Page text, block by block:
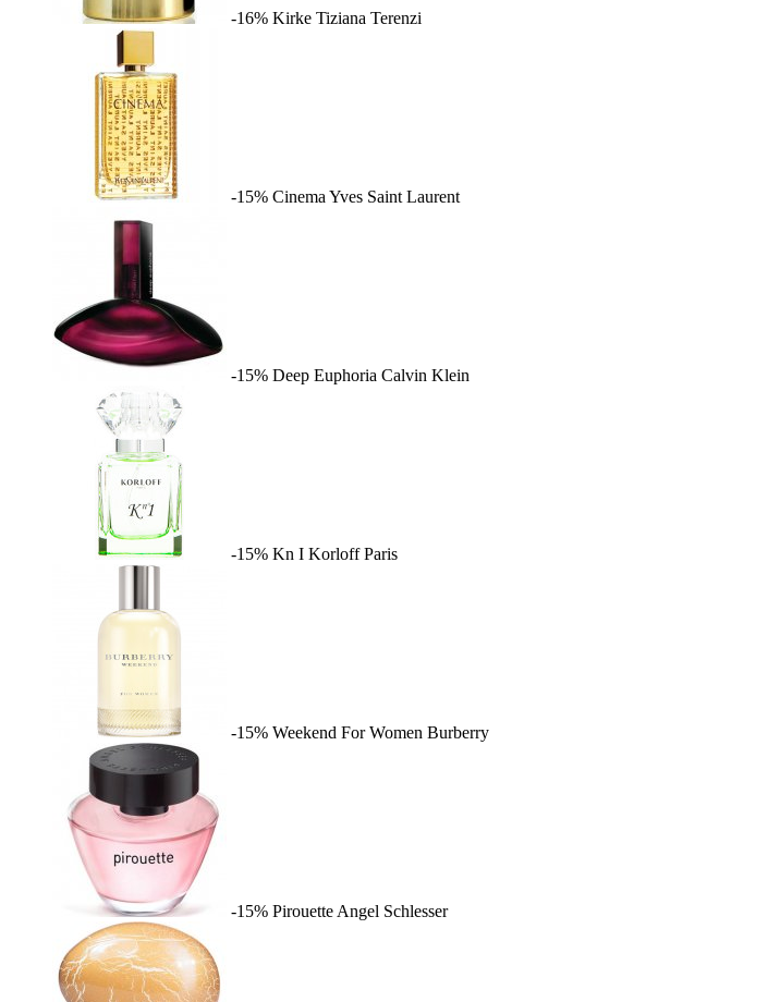
-16% Kirke Tiziana Terenzi
-15% Cinema Yves Saint Laurent
-15% Deep Euphoria Calvin Klein
-15% Kn I Korloff Paris
-15% Weekend For Women Burberry
-15% Pirouette Angel Schlesser